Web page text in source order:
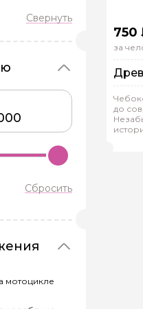
Сбросить
мотоцикле
750
за
до
Задайте